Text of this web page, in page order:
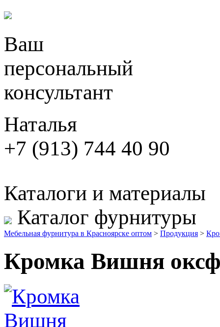
Ваш
персональный
консультант
Наталья
+7 (913) 744 40 90
Каталоги и материалы
Каталог фурнитуры
Мебельная фурнитура в Красноярске оптом > Продукция >
Кромка Вишня